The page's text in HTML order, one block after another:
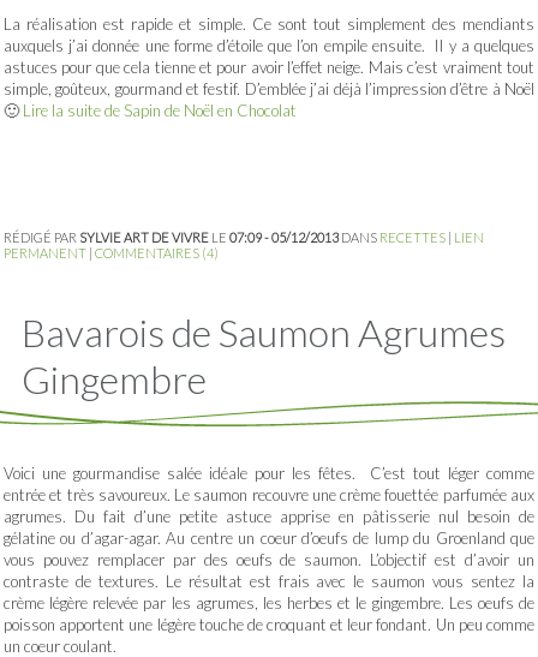
La réalisation est rapide et simple. Ce sont tout simplement des mendiants
auxquels j’ai donnée une forme d’étoile que l’on empile ensuite. Il y a quelques
astuces pour que cela tienne et pour avoir l’effet neige. Mais c’est vraiment tout
simple, goûteux, gourmand et festif. D’emblée j’ai déjà l’impression d’être à Noël
🙂Lire la suite de Sapin de Noël en Chocolat
RÉDIGÉ PAR SYLVIE ART DE VIVRE LE 07:09 - 05/12/2013DANS RECETTES | LIEN
PERMANENT | COMMENTAIRES (4)
Bavarois de Saumon Agrumes
Gingembre
Voici une gourmandise salée idéale pour les fêtes. C’est tout léger comme
entrée et très savoureux. Le saumon recouvre une crème fouettée parfumée aux
agrumes. Du fait d’une petite astuce apprise en pâtisserie nul besoin de
gélatine ou d’agar-agar. Au centre un coeur d’oeufs de lump du Groenland que
vous pouvez remplacer par des oeufs de saumon. L’objectif est d’avoir un
contraste de textures. Le résultat est frais avec le saumon vous sentez la
crème légère relevée par les agrumes, les herbes et le gingembre. Les oeufs de
poisson apportent une légère touche de croquant et leur fondant. Un peu comme
un coeur coulant.